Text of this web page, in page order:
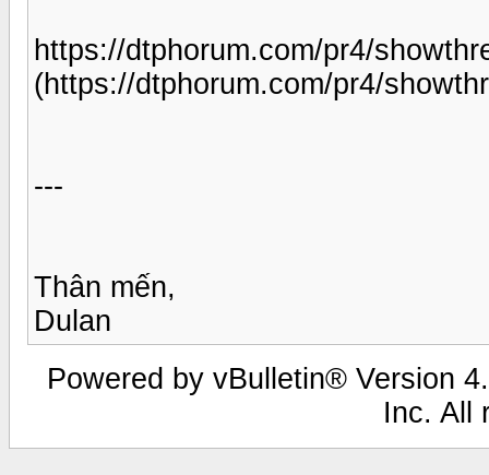
https://dtphorum.com/pr4/
(https://dtphorum.com/pr4/
---
Thân mến,
Dulan
Powered by vBulletin® Version
Inc. All